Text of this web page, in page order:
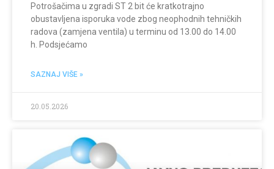
Potrošačima u zgradi ST 2 bit će kratkotrajno
obustavljena isporuka vode zbog neophodnih tehničkih
radova (zamjena ventila) u terminu od 13.00 do 14.00
h. Podsjećamo
SAZNAJ VIŠE »
20.05.2026